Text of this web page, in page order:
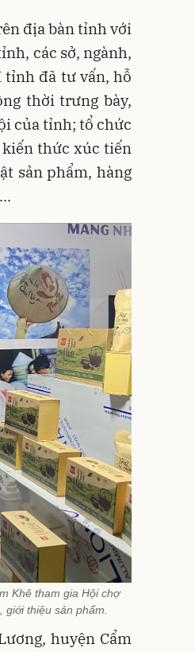
địa bàn tỉnh với
các sở, ngành,
đã tư vấn, hỗ
thời trưng bày,
của tỉnh; tổ chức
kiến thức xúc tiến
sản phẩm, hàng
Khê tham gia Hội chợ
giới thiệu sản phẩm.
huyện Cẩm